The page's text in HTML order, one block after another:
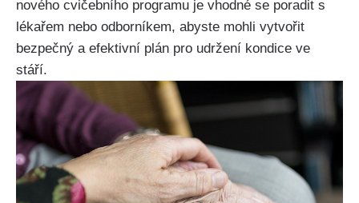
nového cvičebního programu je vhodné se poradit s
lékařem nebo odborníkem, abyste mohli vytvořit
bezpečný a efektivní plán pro udržení kondice ve
stáří.